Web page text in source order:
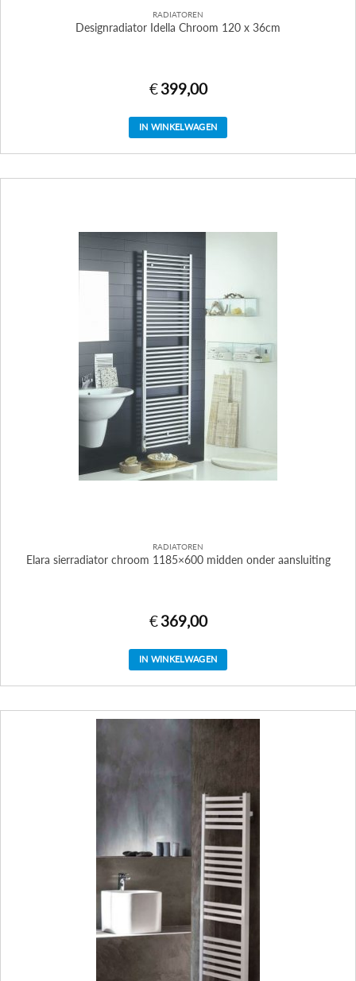
RADIATOREN
Designradiator Idella Chroom 120 x 36cm
€ 399,00
IN WINKELWAGEN
RADIATOREN
Elara sierradiator chroom 1185×600 midden onder aansluiting
€ 369,00
IN WINKELWAGEN